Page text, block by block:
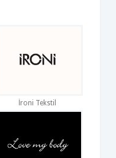
İroni Tekstil